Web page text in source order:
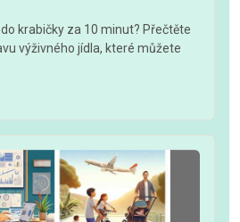
krabičky za 10 minut? Přečtěte
výživného jídla, které můžete